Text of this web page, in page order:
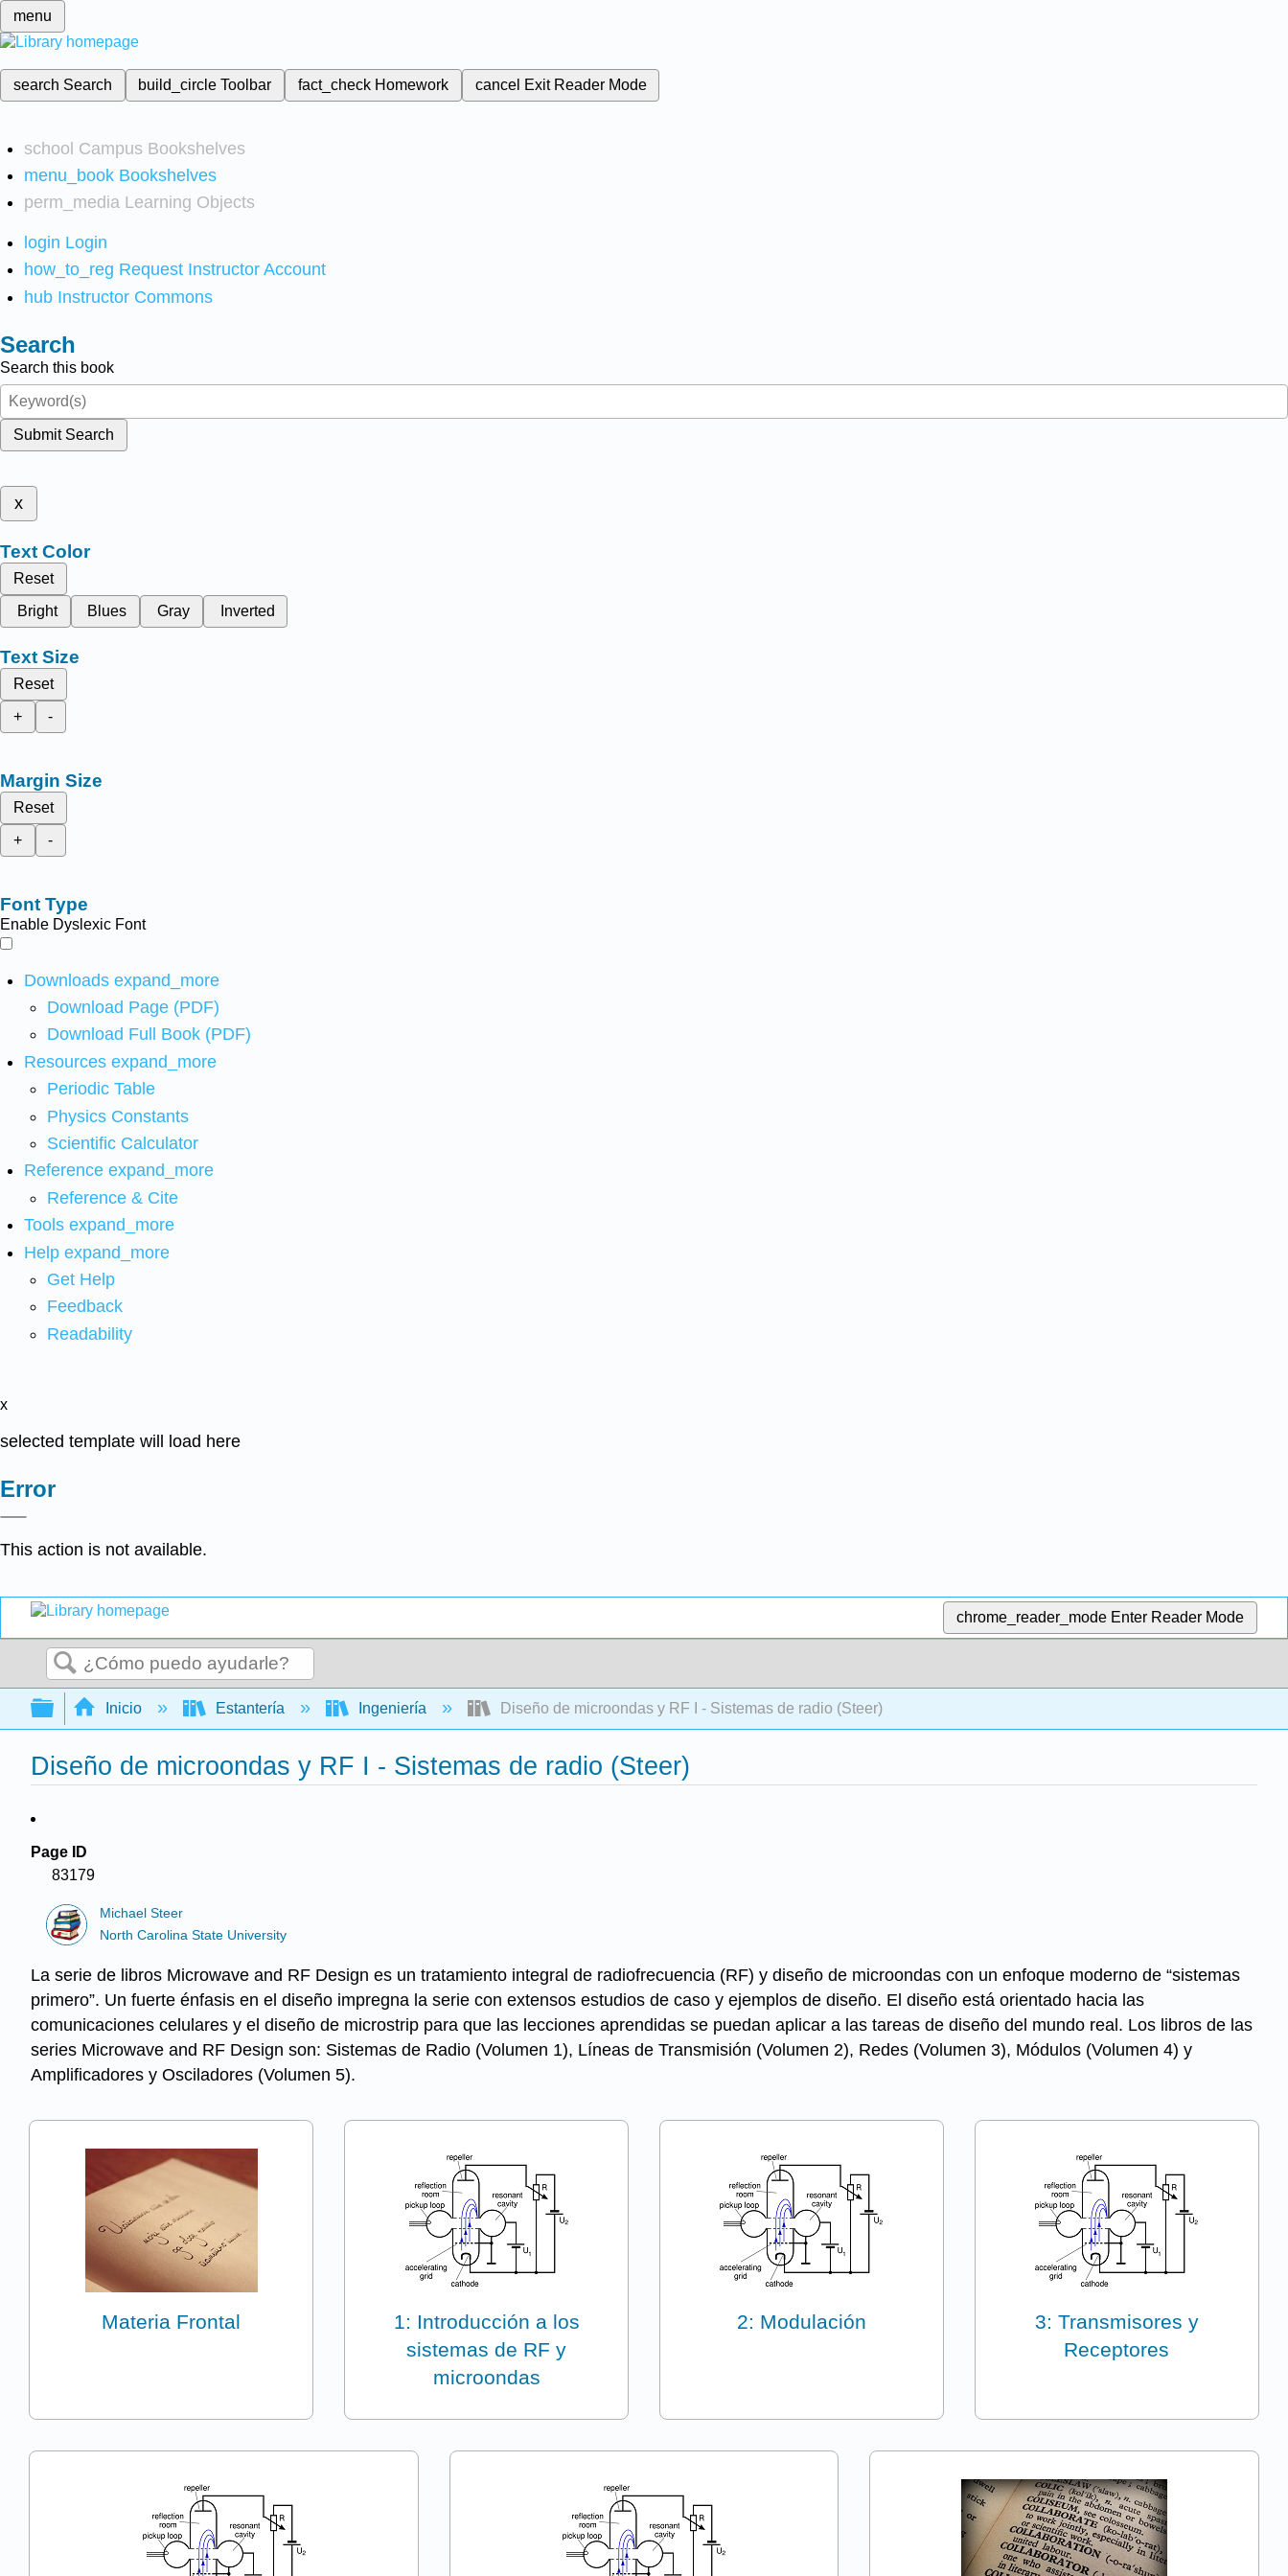
menu
search Search build_circleToolbar fact_check Homework cancel Exit Reader Mode
school Campus Bookshelves
menu_book Bookshelves
perm_media Learning Objects
login Login
how_to_reg Request Instructor Account
hub Instructor Commons
Search
Search this book
Submit Search
x
Text Color
Reset
Bright
Blues Gray Inverted
Text Size
Reset
+
-
Margin Size
Reset
+
-
Font Type
Enable Dyslexic Font
Downloads expand_more
Download Page (PDF)
Download Full Book (PDF)
Resources expand_more
Periodic Table
Physics Constants
Scientific Calculator
Reference expand_more
Reference & Cite
Tools expand_more
Help expand_more
Get Help
Feedback
Readability
x
selected template will load here
Error
This action is not available.
chrome_reader_mode Enter Reader Mode
Buscar
Expandir/contraer jerarquía global
Inicio Estantería Ingeniería Diseño de microondas y RF I - Sistemas de radio (Steer)
Diseño de microondas y RF I - Sistemas de radio (Steer)
Page ID
83179
Michael Steer
North Carolina State University
La serie de libros Microwave and RF Design es un tratamiento integral de radiofrecuencia (RF) y diseño de microondas con un enfoque moderno de “sistemas
primero”. Un fuerte énfasis en el diseño impregna la serie con extensos estudios de caso y ejemplos de diseño. El diseño está orientado hacia las
comunicaciones celulares y el diseño de microstrip para que las lecciones aprendidas se puedan aplicar a las tareas de diseño del mundo real. Los libros de las
series Microwave and RF Design son: Sistemas de Radio (Volumen 1), Líneas de Transmisión (Volumen 2), Redes (Volumen 3), Módulos (Volumen 4) y
Amplificadores y Osciladores (Volumen 5).
Materia Frontal
1: Introducción a los
sistemas de RF y
microondas
2: Modulación
3: Transmisores y
Receptores